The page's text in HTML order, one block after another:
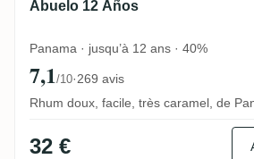
Abuelo 12 Años
Panama · jusqu’à 12 ans · 40%
7,1/10·269 avis
Rhum doux, facile, très caramel, de
32 €